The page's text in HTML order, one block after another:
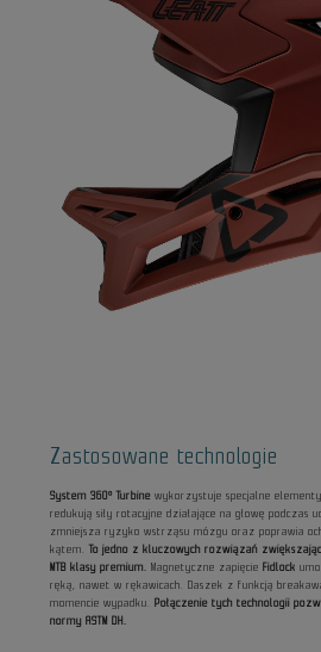
Zastosowane technologie
System 360° Turbine wykorzystuje specjalne
redukują siły rotacyjne działające na głowę podczas
zmniejsza ryzyko wstrząsu mózgu oraz poprawia
kątem.To jedno z kluczowych rozwiązań
MTB klasy premium.
Magnetyczne zapięcie Fidlock
ręką, nawet w rękawicach. Daszek z funkcją
momencie wypadku. Połączenie tych technologii
normy ASTM DH.